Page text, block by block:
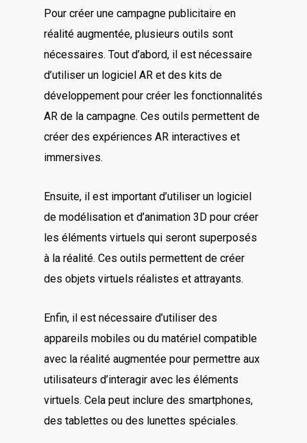
Pour créer une campagne publicitaire en
réalité augmentée, plusieurs outils sont
nécessaires. Tout d’abord, il est nécessaire
d’utiliser un logiciel AR et des kits de
développement pour créer les fonctionnalités
AR de la campagne. Ces outils permettent de
créer des expériences AR interactives et
immersives.
Ensuite, il est important d’utiliser un logiciel
de modélisation et d’animation 3D pour créer
les éléments virtuels qui seront superposés
à la réalité. Ces outils permettent de créer
des objets virtuels réalistes et attrayants.
Enfin, il est nécessaire d’utiliser des
appareils mobiles ou du matériel compatible
avec la réalité augmentée pour permettre aux
utilisateurs d’interagir avec les éléments
virtuels. Cela peut inclure des smartphones,
des tablettes ou des lunettes spéciales.